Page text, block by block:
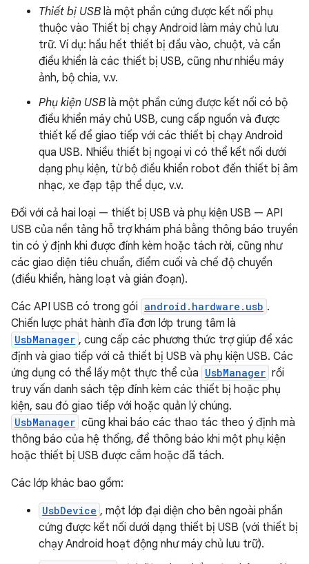
Thiết bị USB là một phần cứng được kết nối phụ
thuộc vào Thiết bị chạy Android làm máy chủ lưu
trữ. Ví dụ: hầu hết thiết bị đầu vào, chuột, và cần
điều khiển là các thiết bị USB, cũng như nhiều máy
ảnh, bộ chia, v.v.
Phụ kiện USB là một phần cứng được kết nối có bộ
điều khiển máy chủ USB, cung cấp nguồn và được
thiết kế để giao tiếp với các thiết bị chạy Android
qua USB. Nhiều thiết bị ngoại vi có thể kết nối dưới
dạng phụ kiện, từ bộ điều khiển robot đến thiết bị âm
nhạc, xe đạp tập thể dục, v.v.
Đối với cả hai loại — thiết bị USB và phụ kiện USB — API
USB của nền tảng hỗ trợ khám phá bằng thông báo truyền
tin có ý định khi được đính kèm hoặc tách rời, cũng như
các giao diện tiêu chuẩn, điểm cuối và chế độ chuyển
(điều khiển, hàng loạt và gián đoạn).
Các API USB có trong gói android.hardware.usb .
Chiến lược phát hành đĩa đơn lớp trung tâm là
UsbManager , cung cấp các phương thức trợ giúp để xác
định và giao tiếp với cả thiết bị USB và phụ kiện USB. Các
ứng dụng có thể lấy một thực thể của UsbManager rồi
truy vấn danh sách tệp đính kèm các thiết bị hoặc phụ
kiện, sau đó giao tiếp với hoặc quản lý chúng.
UsbManager cũng khai báo các thao tác theo ý định mà
thông báo của hệ thống, để thông báo khi một phụ kiện
hoặc thiết bị USB được cắm hoặc đã tách.
Các lớp khác bao gồm:
UsbDevice , một lớp đại diện cho bên ngoài phần
cứng được kết nối dưới dạng thiết bị USB (với thiết bị
chạy Android hoạt động như máy chủ lưu trữ).